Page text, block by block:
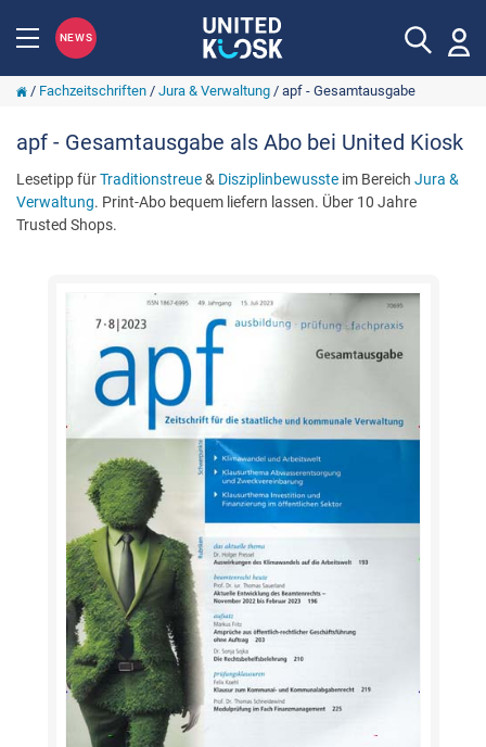
NEWS
/ Fachzeitschriften/ Jura & Verwaltung/ apf - Gesamtausgabe
apf - Gesamtausgabe als Abo bei United Kiosk
Lesetipp fürTraditionstreue& Disziplinbewusste im Bereich Jura &
Verwaltung. Print-Abo bequem liefern lassen. Über 10 Jahre
Trusted Shops.